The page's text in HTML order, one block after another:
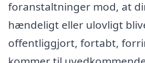
foranstaltninger mod, at
hændeligt eller ulovligt
offentliggjort, fortabt,